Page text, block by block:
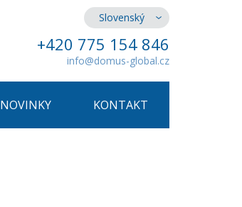
Slovenský
+420 775 154 846
info@domus-global.cz
NOVINKY KONTAKT